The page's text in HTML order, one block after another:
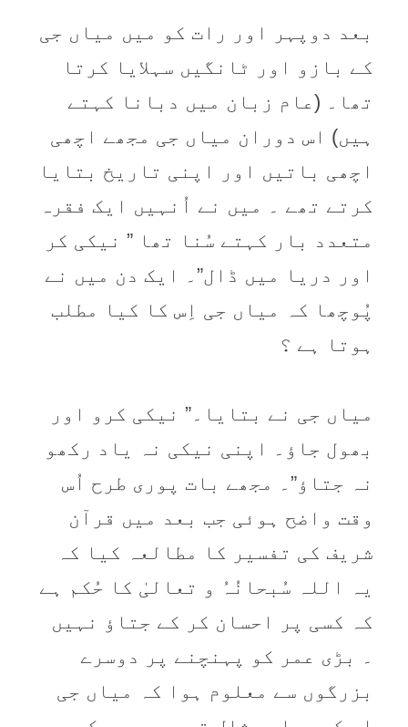
بعد دوپہر اور رات کو میں میاں جی
کے بازو اور ٹانگیں سہلایا کرتا
تھا۔ (عام زبان میں دبانا کہتے
ہیں) اس دوران میاں جی مجھے اچھی
اچھی باتیں اور اپنی تاریخ بتایا
کرتے تھے ۔ میں نے اُنہیں ایک فقرہ
متعدد بار کہتے سُنا تھا ” نیکی کر
اور دریا میں ڈال”۔ ایک دن میں نے
پُوچھا کہ میاں جی اِس کا کیا مطلب
ہوتا ہے ؟
میاں جی نے بتایا۔” نیکی کرو اور
بھول جاؤ۔ اپنی نیکی نہ یاد رکھو
نہ جتاؤ”۔ مجھے بات پوری طرح اُس
وقت واضح ہوئی جب بعد میں قرآن
شریف کی تفسیر کا مطالعہ کیا کہ
یہ اللہ سُبحانُہُ و تعالیٰ کا حُکم ہے
کہ کسی پر احسان کر کے جتاؤ نہیں
۔ بڑی عمر کو پہنچنے پر دوسرے
بزرگوں سے معلوم ہوا کہ میاں جی